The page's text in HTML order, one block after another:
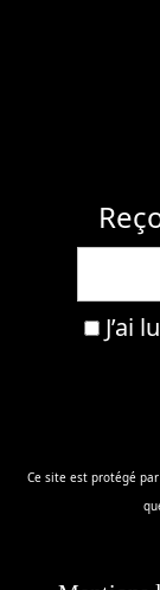
J’ai
Ce site est protégé par